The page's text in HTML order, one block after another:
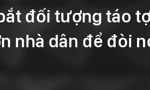
đối tượng táo
nhà dân để đòi